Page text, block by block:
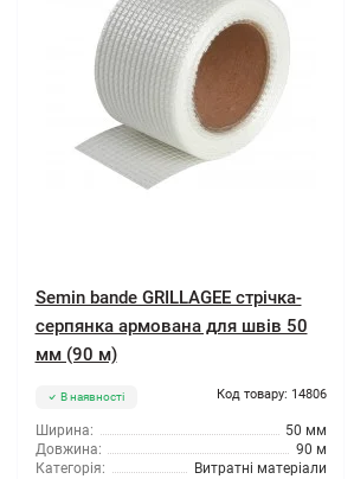
Semin bande GRILLAGEЕ стрічка-
серпянка армована для швів 50
мм (90 м)
В наявності Код товару: 14806
Ширина:
50 мм
Довжина:
90 м
Категорія:
Витратні матеріали